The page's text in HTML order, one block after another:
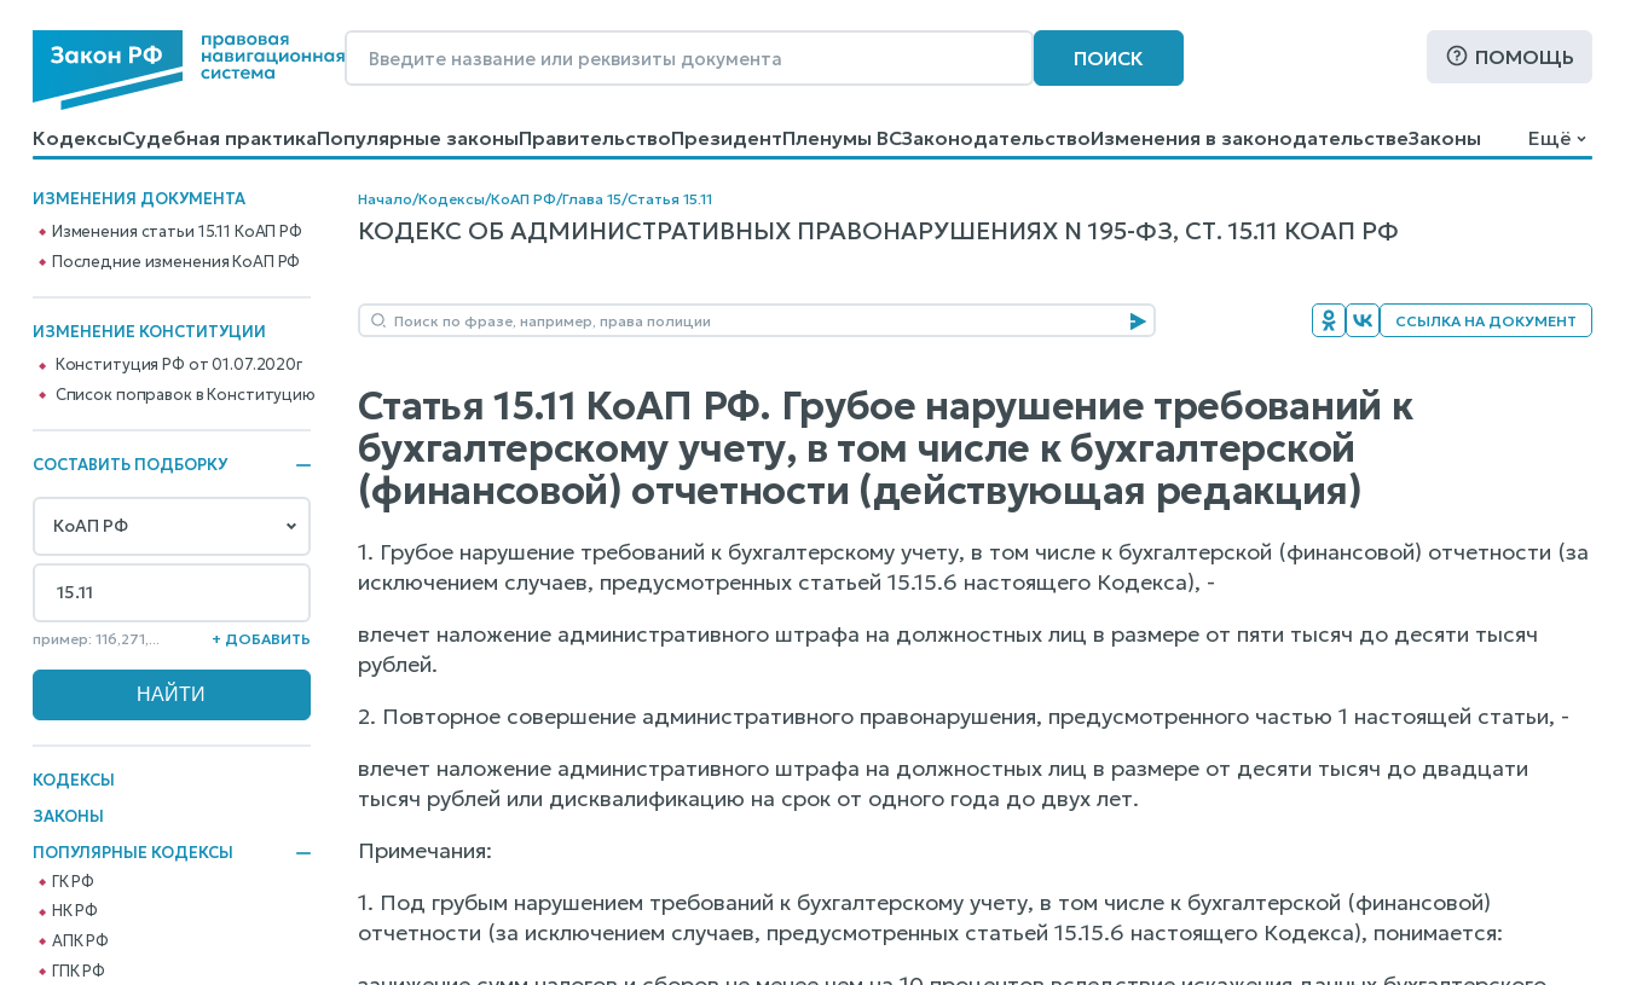
ПОИСК ПОМОЩЬ
КодексыСудебная практикаПопулярные законыПравительствоПрезидентПленумы ВСЗаконодательствоИзменения в законодательствеЗаконы
КалькуляторыСправочные материалыОбразцы договоровКонтактыПомощьПоиск
Ещё
ИЗМЕНЕНИЯ ДОКУМЕНТА
Изменения статьи 15.11 КоАП РФ
Последние изменения КоАП РФ
ИЗМЕНЕНИЕ КОНСТИТУЦИИ
Конституция РФ от 01.07.2020г
Cписок поправок в Конституцию
СОСТАВИТЬ ПОДБОРКУ
пример: 116,271,... + ДОБАВИТЬ
КОДЕКСЫ
ЗАКОНЫ
ПОПУЛЯРНЫЕ КОДЕКСЫ
ГК РФ
НК РФ
АПК РФ
ГПК РФ
Начало/Кодексы/КоАП РФ/Глава 15/Статья 15.11
КОДЕКС ОБ АДМИНИСТРАТИВНЫХ ПРАВОНАРУШЕНИЯХ N 195-ФЗ, СТ. 15.11 КОАП РФ
ССЫЛКА НА ДОКУМЕНТ
Статья 15.11 КоАП РФ. Грубое нарушение требований к
бухгалтерскому учету, в том числе к бухгалтерской
(финансовой) отчетности (действующая редакция)
1. Грубое нарушение требований к бухгалтерскому учету, в том числе к бухгалтерской (финансовой) отчетности (за
исключением случаев, предусмотренных статьей 15.15.6 настоящего Кодекса), -
влечет наложение административного штрафа на должностных лиц в размере от пяти тысяч до десяти тысяч
рублей.
2. Повторное совершение административного правонарушения, предусмотренного частью 1 настоящей статьи, -
влечет наложение административного штрафа на должностных лиц в размере от десяти тысяч до двадцати
тысяч рублей или дисквалификацию на срок от одного года до двух лет.
Примечания:
1. Под грубым нарушением требований к бухгалтерскому учету, в том числе к бухгалтерской (финансовой)
отчетности (за исключением случаев, предусмотренных статьей 15.15.6 настоящего Кодекса), понимается: